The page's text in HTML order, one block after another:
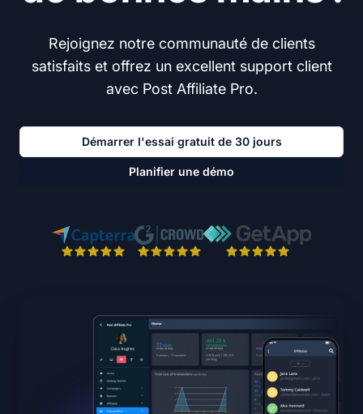
Rejoignez notre communauté de clients
satisfaits et offrez un excellent support client
avec Post Affiliate Pro.
Démarrer l'essai gratuit de 30 jours
Planifier une démo